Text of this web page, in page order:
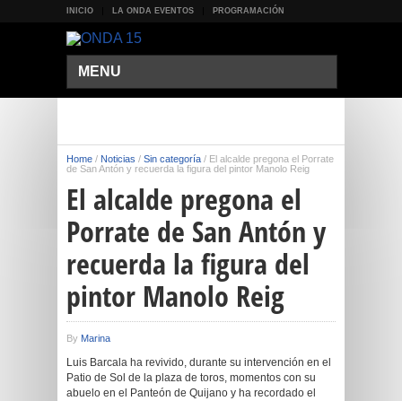
INICIO LA ONDA EVENTOS PROGRAMACIÓN
MENU
Home / Noticias / Sin categoría / El alcalde pregona el Porrate
de San Antón y recuerda la figura del pintor Manolo Reig
El alcalde pregona el
Porrate de San Antón y
recuerda la figura del
pintor Manolo Reig
By Marina
Luis Barcala ha revivido, durante su intervención en el
Patio de Sol de la plaza de toros, momentos con su
abuelo en el Panteón de Quijano y ha recordado el